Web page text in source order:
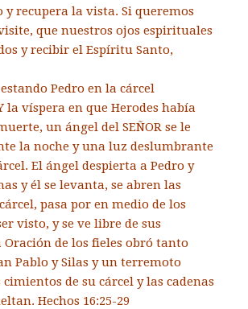
y recupera la vista. Si queremos
que nuestros ojos espirituales
y recibir el Espíritu Santo,
Pedro en la cárcel
la víspera en que Herodes había
un ángel del SEÑOR se le
la noche y una luz deslumbrante
El ángel despierta a Pedro y
y él se levanta, se abren las
pasa por en medio de los
visto, y se ve libre de sus
Oración de los fieles obró tanto
Pablo y Silas y un terremoto
de su cárcel y las cadenas
Hechos 16:25-29